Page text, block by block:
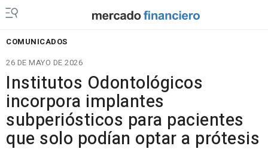
COMUNICADOS
26 DE MAYO DE 2026
Institutos Odontológicos
incorpora implantes
subperiósticos para pacientes
que solo podían optar a prótesis